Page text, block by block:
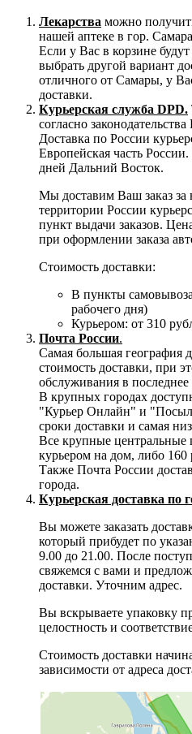
Лекарства можно
нашей аптеке в гор.
Если у Вас в корзине
выбрать другой вариант
отличного от Самары, у
доставки.
Курьерская служба DPD.
согласно
Доставка по России
Европейская часть
дней Дальний Восток.
Мы доставим Ваш заказ за
территории России
пункт выдачи заказов.
при оформлении заказа
Стоимость доставки:
В пункты
рабочего дня)
Курьером: от 310
Почта России.
Самая большая география
стоимость доставки, при
обслуживания в
В крупных городах
"Курьер Онлайн" и
сроки доставки и самая
Все крупные центральные
курьером на дом, либо 160
Также Почта России
города.
Курьерская доставка по
Вы можете заказать
который прибудет по
9.00 до 21.00. После
свяжемся с вами и
доставки. Уточним адрес.
Вы вскрываете упаковку
целостность и
Стоимость доставки
зависимости от адреса